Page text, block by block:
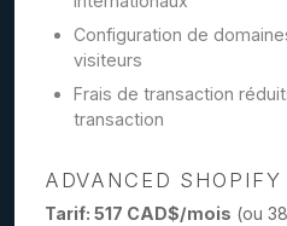
Configuration de
visiteurs
Frais de transaction
transaction
ADVANCED SHOPIFY
Tarif: 517 CAD$/mois (ou